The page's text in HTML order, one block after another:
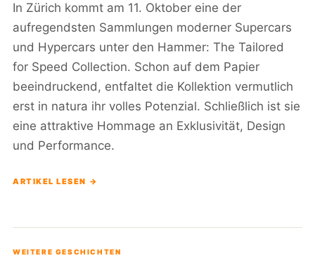
In Zürich kommt am 11. Oktober eine der
aufregendsten Sammlungen moderner Supercars
und Hypercars unter den Hammer: The Tailored
for Speed Collection. Schon auf dem Papier
beeindruckend, entfaltet die Kollektion vermutlich
erst in natura ihr volles Potenzial. Schließlich ist sie
eine attraktive Hommage an Exklusivität, Design
und Performance.
ARTIKEL LESEN →
WEITERE GESCHICHTEN